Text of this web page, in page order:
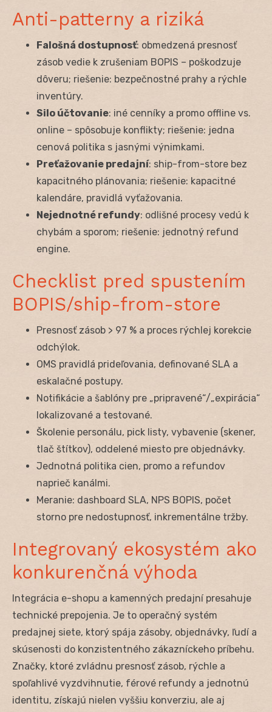
Anti-patterny a riziká
Falošná dostupnosť: obmedzená presnosť
zásob vedie k zrušeniam BOPIS – poškodzuje
dôveru; riešenie: bezpečnostné prahy a rýchle
inventúry.
Silo účtovanie: iné cenníky a promo offline vs.
online – spôsobuje konflikty; riešenie: jedna
cenová politika s jasnými výnimkami.
Preťažovanie predajní: ship-from-store bez
kapacitného plánovania; riešenie: kapacitné
kalendáre, pravidlá vyťažovania.
Nejednotné refundy: odlišné procesy vedú k
chybám a sporom; riešenie: jednotný refund
engine.
Checklist pred spustením
BOPIS/ship-from-store
Presnosť zásob > 97 % a proces rýchlej korekcie
odchýlok.
OMS pravidlá prideľovania, definované SLA a
eskalačné postupy.
Notifikácie a šablóny pre „pripravené“/„expirácia“
lokalizované a testované.
Školenie personálu, pick listy, vybavenie (skener,
tlač štítkov), oddelené miesto pre objednávky.
Jednotná politika cien, promo a refundov
naprieč kanálmi.
Meranie: dashboard SLA, NPS BOPIS, počet
storno pre nedostupnosť, inkrementálne tržby.
Integrovaný ekosystém ako
konkurenčná výhoda
Integrácia e-shopu a kamenných predajní presahuje
technické prepojenia. Je to operačný systém
predajnej siete, ktorý spája zásoby, objednávky, ľudí a
skúsenosti do konzistentného zákazníckeho príbehu.
Značky, ktoré zvládnu presnosť zásob, rýchle a
spoľahlivé vyzdvihnutie, férové refundy a jednotnú
identitu, získajú nielen vyššiu konverziu, ale aj